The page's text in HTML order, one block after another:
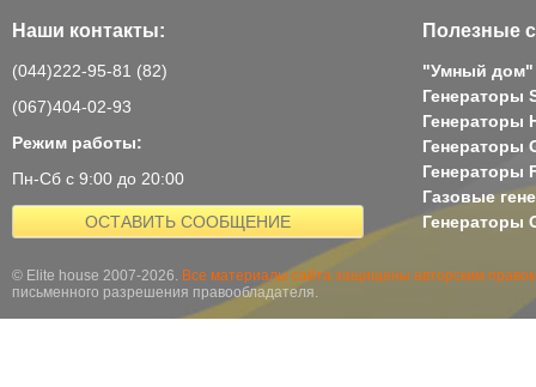
Наши контакты:
(044)222-95-81 (82)
(067)404-02-93
Режим работы:
Пн-Сб с 9:00 до 20:00
ОСТАВИТЬ СООБЩЕНИЕ
Полезные
"Умный дом"
Генераторы
Генераторы
Генераторы
Генераторы
Газовые
Генераторы
© Elite house 2007-2026. Все материалы сайта защищены авторским
письменного разрешения правообладателя.